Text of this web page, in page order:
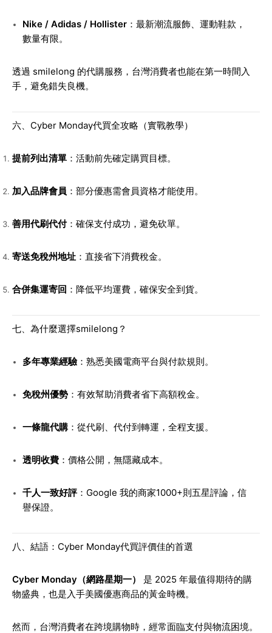
Nike / Adidas / Hollister：最新潮流服飾、運動鞋款，
數量有限。
透過 smilelong 的代購服務，台灣消費者也能在第一時間入
手，避免錯失良機。
六、Cyber Monday代買全攻略（實戰教學）
提前列出清單 ：活動前先確定購買目標。
加入品牌會員 ：部分優惠需會員資格才能使用。
善用代刷代付：確保支付成功，避免砍單。
寄送免稅州地址 ：直接省下消費稅金。
合併集運寄回 ：降低平均運費，確保安全到貨。
七、為什麼選擇smilelong？
多年專業經驗：熟悉美國電商平台與付款規則。
免稅州優勢：有效幫助消費者省下高額稅金。
一條龍代購：從代刷、代付到轉運，全程支援。
透明收費：價格公開，無隱藏成本。
千人一致好評：Google 我的商家1000+則五星評論，信
譽保證。
八、結語：Cyber Monday代買評價佳的首選
Cyber Monday（網路星期一）
是 2025 年最值得期待的購
物盛典，也是入手美國優惠商品的黃金時機。
然而，台灣消費者在跨境購物時，經常面臨支付與物流困境。